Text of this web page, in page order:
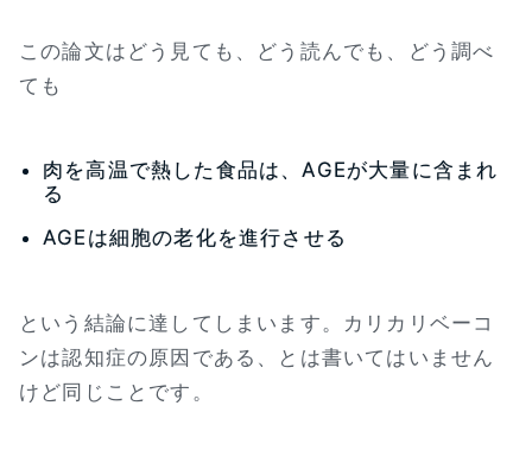
この論文はどう見ても、どう読んでも、どう調べ
ても
肉を高温で熱した食品は、AGEが大量に含まれ
る
AGEは細胞の老化を進行させる
という結論に達してしまいます。カリカリベーコ
ンは認知症の原因である、とは書いてはいません
けど同じことです。